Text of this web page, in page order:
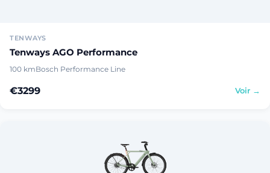
TENWAYS
Tenways AGO Performance
100 kmBosch Performance Line
€3299 Voir →